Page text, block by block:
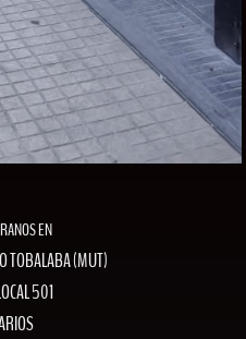
EN
TOBALABA (MUT)
501